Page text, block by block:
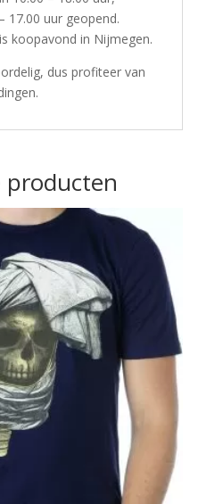
17.00 uur geopend.
koopavond in Nijmegen.
dus profiteer van
producten